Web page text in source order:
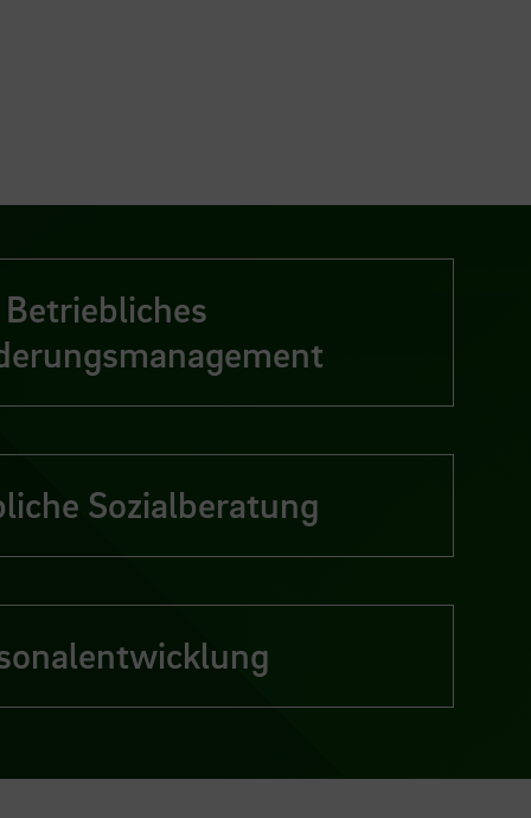
Betriebliches
Sozialberatung